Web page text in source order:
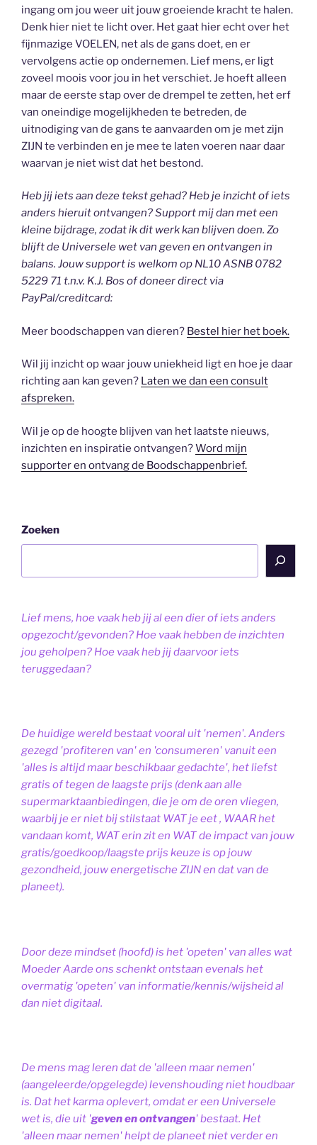
ingang om jou weer uit jouw groeiende kracht te halen.
Denk hier niet te licht over. Het gaat hier echt over het
fijnmazige VOELEN, net als de gans doet, en er
vervolgens actie op ondernemen. Lief mens, er ligt
zoveel moois voor jou in het verschiet. Je hoeft alleen
maar de eerste stap over de drempel te zetten, het erf
van oneindige mogelijkheden te betreden, de
uitnodiging van de gans te aanvaarden om je met zijn
ZIJN te verbinden en je mee te laten voeren naar daar
waarvan je niet wist dat het bestond.
Heb jij iets aan deze tekst gehad? Heb je inzicht of iets
anders hieruit ontvangen? Support mij dan met een
kleine bijdrage, zodat ik dit werk kan blijven doen. Zo
blijft de Universele wet van geven en ontvangen in
balans. Jouw support is welkom op NL10 ASNB 0782
5229 71 t.n.v. K.J. Bos of doneer direct via
PayPal/creditcard:
Meer boodschappen van dieren? Bestel hier het boek.
Wil jij inzicht op waar jouw uniekheid ligt en hoe je daar
richting aan kan geven? Laten we dan een consult
afspreken.
Wil je op de hoogte blijven van het laatste nieuws,
inzichten en inspiratie ontvangen?Word mijn
supporter en ontvang de Boodschappenbrief.
Zoeken
Lief mens, hoe vaak heb jij al een dier of iets anders
opgezocht/gevonden? Hoe vaak hebben de inzichten
jou geholpen? Hoe vaak heb jij daarvoor iets
teruggedaan?
De huidige wereld bestaat vooral uit 'nemen'. Anders
gezegd 'profiteren van' en 'consumeren' vanuit een
'alles is altijd maar beschikbaar gedachte', het liefst
gratis of tegen de laagste prijs (denk aan alle
supermarktaanbiedingen, die je om de oren vliegen,
waarbij je er niet bij stilstaat WAT je eet , WAAR het
vandaan komt, WAT erin zit en WAT de impact van jouw
gratis/goedkoop/laagste prijs keuze is op jouw
gezondheid, jouw energetische ZIJN en dat van de
planeet).
Door deze mindset (hoofd) is het 'opeten' van alles wat
Moeder Aarde ons schenkt ontstaan evenals het
overmatig 'opeten' van informatie/kennis/wijsheid al
dan niet digitaal.
De mens mag leren dat de 'alleen maar nemen'
(aangeleerde/opgelegde) levenshouding niet houdbaar
is. Dat het karma oplevert, omdat er een Universele
wet is, die uit 'geven en ontvangen' bestaat. Het
'alleen maar nemen' helpt de planeet niet verder en